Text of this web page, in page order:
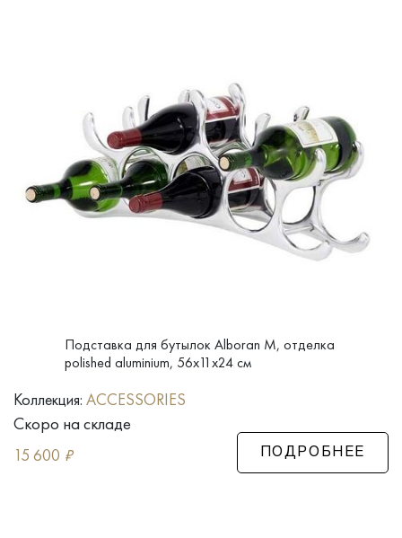
Подставка для бутылок Alboran M, отделка
polished aluminium, 56x11x24 см
Коллекция: ACCESSORIES
Скоро на складе
15 600 ₽ ПОДРОБНЕЕ